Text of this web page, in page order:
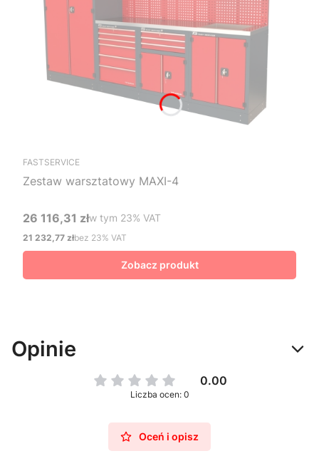
FASTSERVICE
Zestaw warsztatowy MAXI-4
Cena brutto
26 116,31 złw tym %s VAT
w tym 23% VAT
Cena netto
21 232,77 złbez 23% VAT
Zobacz produkt
Opinie
0.00
Liczba ocen: 0
Oceń i opisz